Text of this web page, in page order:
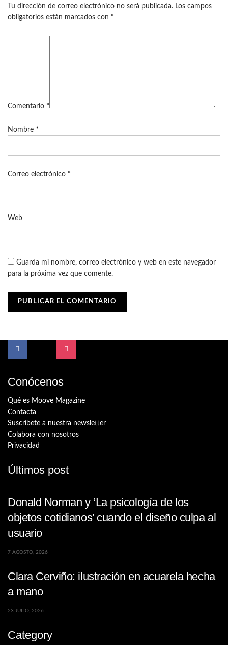
Tu dirección de correo electrónico no será publicada. Los campos
obligatorios están marcados con *
Comentario *
Nombre *
Correo electrónico *
Web
Guarda mi nombre, correo electrónico y web en este navegador
para la próxima vez que comente.
Conócenos
Qué es Moove Magazine
Contacta
Suscríbete a nuestra newsletter
Colabora con nosotros
Privacidad
Últimos post
Donald Norman y ‘La psicología de los
objetos cotidianos’ cuando el diseño culpa al
usuario
7 AGOSTO, 2026
Clara Cerviño: ilustración en acuarela hecha
a mano
23 JULIO, 2026
Category